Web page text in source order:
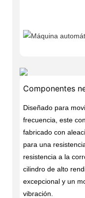
Componentes
Diseñado para
frecuencia, este
fabricado con
para una
resistencia a la
cilindro de alto
excepcional y un
vibración.